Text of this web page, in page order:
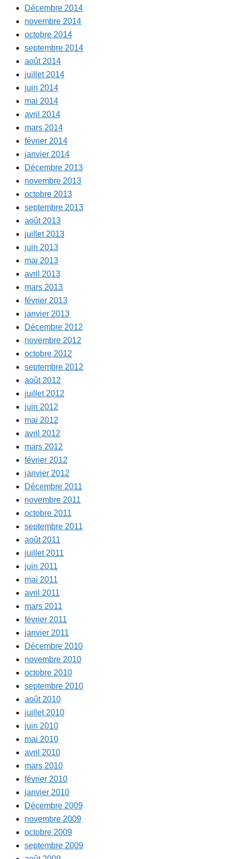
Décembre 2014
novembre 2014
octobre 2014
septembre 2014
août 2014
juillet 2014
juin 2014
mai 2014
avril 2014
mars 2014
février 2014
janvier 2014
Décembre 2013
novembre 2013
octobre 2013
septembre 2013
août 2013
juillet 2013
juin 2013
mai 2013
avril 2013
mars 2013
février 2013
janvier 2013
Décembre 2012
novembre 2012
octobre 2012
septembre 2012
août 2012
juillet 2012
juin 2012
mai 2012
avril 2012
mars 2012
février 2012
janvier 2012
Décembre 2011
novembre 2011
octobre 2011
septembre 2011
août 2011
juillet 2011
juin 2011
mai 2011
avril 2011
mars 2011
février 2011
janvier 2011
Décembre 2010
novembre 2010
octobre 2010
septembre 2010
août 2010
juillet 2010
juin 2010
mai 2010
avril 2010
mars 2010
février 2010
janvier 2010
Décembre 2009
novembre 2009
octobre 2009
septembre 2009